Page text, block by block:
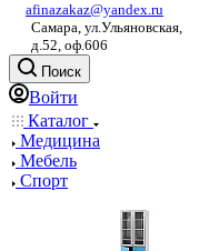
afinazakaz@yandex.ru
Самара, ул.Ульяновская,
д.52, оф.606
Поиск
Войти
Каталог
Медицина
Мебель
Спорт